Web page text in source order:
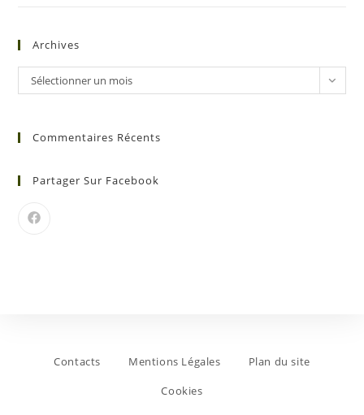
Archives
Sélectionner un mois
Commentaires Récents
Partager Sur Facebook
Contacts Mentions Légales
Plan du site
Cookies